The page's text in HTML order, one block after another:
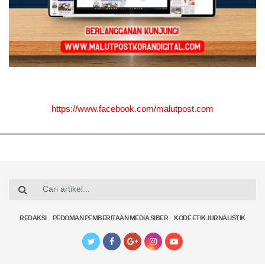
https://www.facebook.com/malutpost.com
REDAKSI PEDOMAN PEMBERITAAN MEDIA SIBER KODE ETIK JURNALISTIK